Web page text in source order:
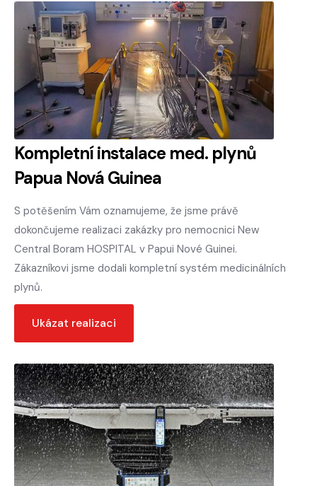
Kompletní instalace med. plynů
Papua Nová Guinea
S potěšením Vám oznamujeme, že jsme právě
dokončujeme realizaci zakázky pro nemocnici New
Central Boram HOSPITAL v Papui Nové Guinei.
Zákazníkovi jsme dodali kompletní systém medicinálních
plynů.
Ukázat realizaci